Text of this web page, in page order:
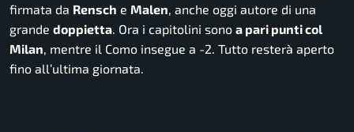
firmata da Rensch e Malen, anche oggi autore di una
grande doppietta. Ora i capitolini sono a pari punti col
Milan, mentre il Como insegue a -2. Tutto resterà aperto
fino all’ultima giornata.